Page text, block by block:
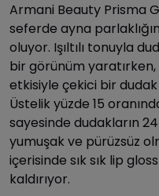
Armani Beauty Prisma
seferde ayna
oluyor. Işıltılı tonuyla
bir görünüm
etkisiyle çekici bir dudak
Üstelik yüzde 15
sayesinde dudakların
yumuşak ve pürüzsüz
içerisinde sık sık lip
kaldırıyor.